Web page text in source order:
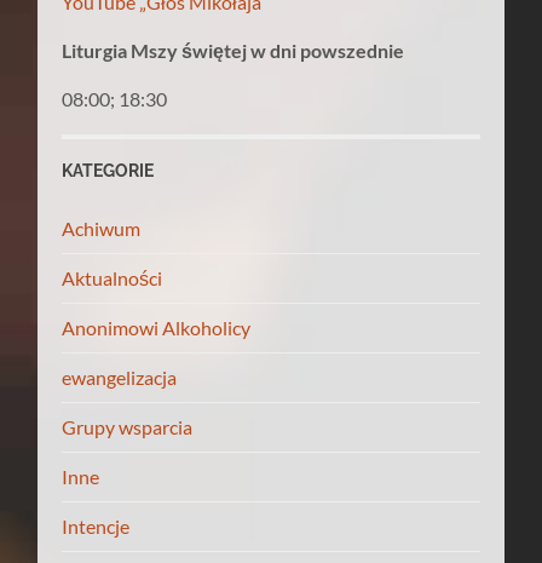
Liturgia Mszy świętej w dni powszednie
08:00; 18:30
KATEGORIE
Achiwum
Aktualności
Anonimowi Alkoholicy
ewangelizacja
Grupy wsparcia
Inne
Intencje